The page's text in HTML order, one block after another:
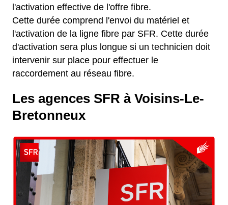
l'activation effective de l'offre fibre.
Cette durée comprend l'envoi du matériel et
l'activation de la ligne fibre par SFR. Cette durée
d'activation sera plus longue si un technicien doit
intervenir sur place pour effectuer le
raccordement au réseau fibre.
Les agences SFR à Voisins-Le-
Bretonneux